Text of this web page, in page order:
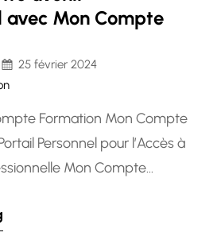
avec Mon Compte
25 février 2024
Formation Mon Compte
Personnel pour l’Accès à
Mon Compte
français pour permettre